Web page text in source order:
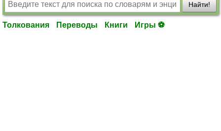
Найти!
Толкования Переводы Книги Игры ⚽